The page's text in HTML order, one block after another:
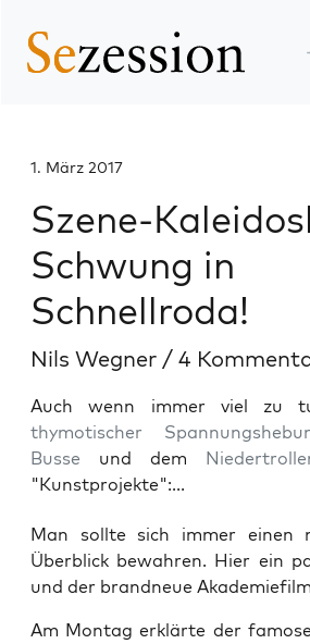
1. März 2017
Szene-
Schwung in
Schnellroda!
Nils Wegner / 4
Auch wenn immer viel zu
thymotischer
Busse und dem
"Kunstprojekte":...
Man soll­te sich immer einen
Über­blick bewah­ren. Hier ein
und der brand­neue
Am Mon­tag erklär­te der